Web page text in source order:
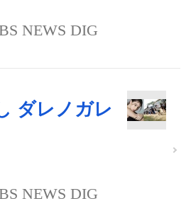
NEWS DIG
ダレノガレ
NEWS DIG